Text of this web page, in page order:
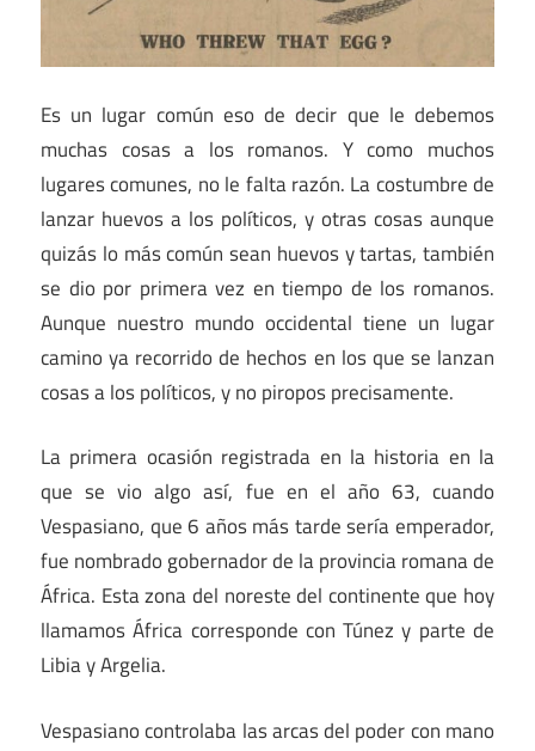
Es un lugar común eso de decir que le debemos
muchas cosas a los romanos. Y como muchos
lugares comunes, no le falta razón. La costumbre de
lanzar huevos a los políticos, y otras cosas aunque
quizás lo más común sean huevos y tartas, también
se dio por primera vez en tiempo de los romanos.
Aunque nuestro mundo occidental tiene un lugar
camino ya recorrido de hechos en los que se lanzan
cosas a los políticos, y no piropos precisamente.
La primera ocasión registrada en la historia en la
que se vio algo así, fue en el año 63, cuando
Vespasiano, que 6 años más tarde sería emperador,
fue nombrado gobernador de la provincia romana de
África. Esta zona del noreste del continente que hoy
llamamos África corresponde con Túnez y parte de
Libia y Argelia.
Vespasiano controlaba las arcas del poder con mano